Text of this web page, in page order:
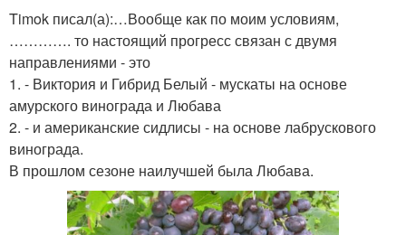
Timok писал(а):…Вообще как по моим условиям,
…………. то настоящий прогресс связан с двумя
направлениями - это
1. - Виктория и Гибрид Белый - мускаты на основе
амурского винограда и Любава
2. - и американские сидлисы - на основе лабрускового
винограда.
В прошлом сезоне наилучшей была Любава.